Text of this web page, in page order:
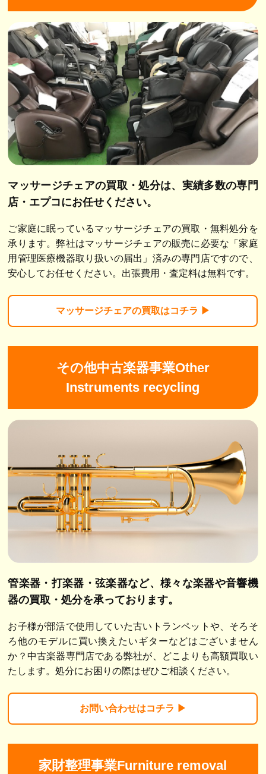
マッサージチェアの買取・処分は、 実績多数の専門
店・エプコにお任せください。
ご家庭に眠っているマッサージチェアの買取・無料処分を
承ります。弊社はマッサージチェアの販売に必要な「家庭
用管理医療機器取り扱いの届出」済みの専門店ですので、
安心してお任せください。出張費用・査定料は無料です。
マッサージチェアの買取はコチラ ▶︎
その他中古楽器事業Other
Instruments recycling
管楽器・打楽器・弦楽器など、 様々な楽器や音響機
器の買取・処分を承っております。
お子様が部活で使用していた古いトランペットや、そろそ
ろ他のモデルに買い換えたいギターなどはございません
か？中古楽器専門店である弊社が、どこよりも高額買取い
たします。処分にお困りの際はぜひご相談ください。
お問い合わせはコチラ ▶︎
家財整理事業Furniture removal